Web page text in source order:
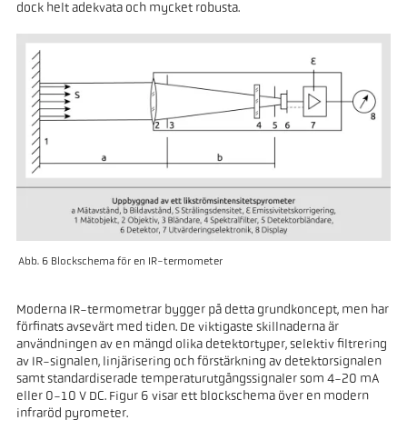
dock helt adekvata och mycket robusta.
Abb. 6 Blockschema för en IR-termometer
Moderna IR-termometrar bygger på detta grundkoncept, men har
förfinats avsevärt med tiden. De viktigaste skillnaderna är
användningen av en mängd olika detektortyper, selektiv filtrering
av IR-signalen, linjärisering och förstärkning av detektorsignalen
samt standardiserade temperaturutgångssignaler som 4-20 mA
eller 0-10 V DC. Figur 6 visar ett blockschema över en modern
infraröd pyrometer.